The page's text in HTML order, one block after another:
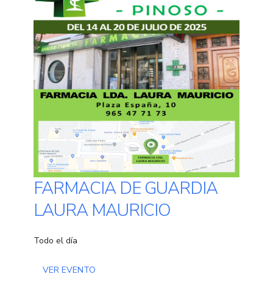
FARMACIA DE GUARDIA
LAURA MAURICIO
Todo el día
VER EVENTO